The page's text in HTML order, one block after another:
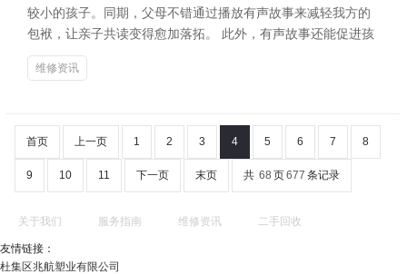
较小的孩子。同期，父母不错通过播放有声故事来减轻我方的
包袱，让亲子共读变得愈加落拓。 此外，有声故事还能促进孩
维修资讯
首页 上一页 1 2 3 4 5 6 7 8
9 10 11 下一页 末页 共 68 页677 条记录
关于我们 服务指南 维修资讯 二手回收
友情链接：
杜集区兆航塑业有限公司